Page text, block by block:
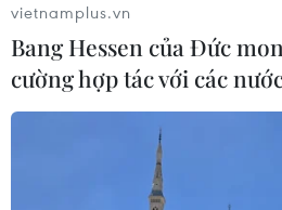
vietnamplus.vn
Bang Hessen của Đức
cường hợp tác với các